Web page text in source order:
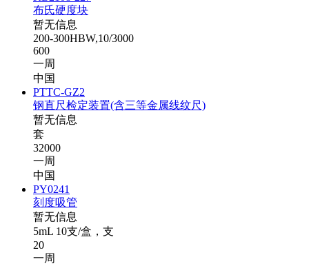
布氏硬度块
暂无信息
200-300HBW,10/3000
600
一周
中国
PTTC-GZ2
钢直尺检定装置(含三等金属线纹尺)
暂无信息
套
32000
一周
中国
PY0241
刻度吸管
暂无信息
5mL 10支/盒，支
20
一周